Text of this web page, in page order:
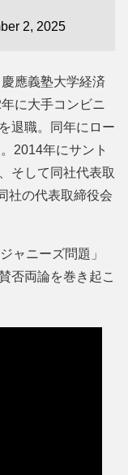
2, 2025
應義塾大学経済
に大手コンビニ
退職。同年にロー
2014年にサント
そして同社代表取
社の代表取締役会
ャニーズ問題」
否両論を巻き起こ